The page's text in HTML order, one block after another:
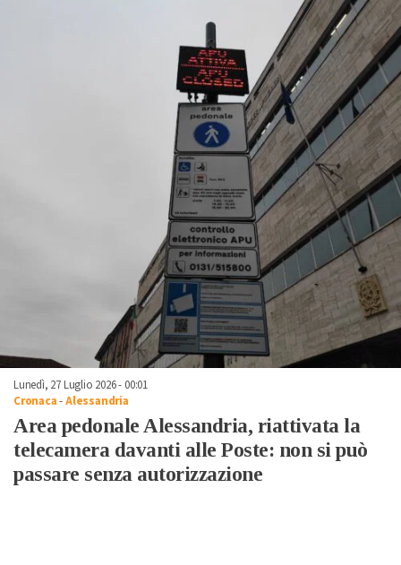
Lunedì, 27 Luglio 2026 - 00:01
Cronaca-Alessandria
Area pedonale Alessandria, riattivata la
telecamera davanti alle Poste: non si può
passare senza autorizzazione